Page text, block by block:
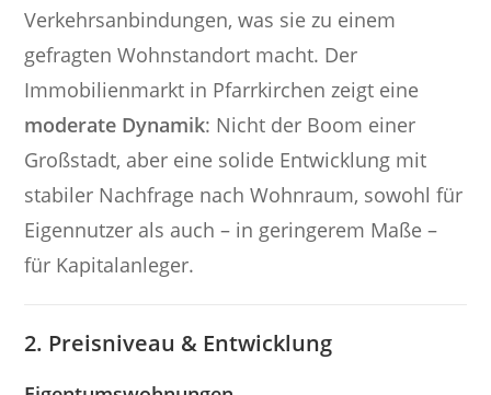
Verkehrsanbindungen, was sie zu einem
gefragten Wohnstandort macht. Der
Immobilienmarkt in Pfarrkirchen zeigt eine
moderate Dynamik: Nicht der Boom einer
Großstadt, aber eine solide Entwicklung mit
stabiler Nachfrage nach Wohnraum, sowohl für
Eigennutzer als auch – in geringerem Maße –
für Kapitalanleger.
2. Preisniveau & Entwicklung